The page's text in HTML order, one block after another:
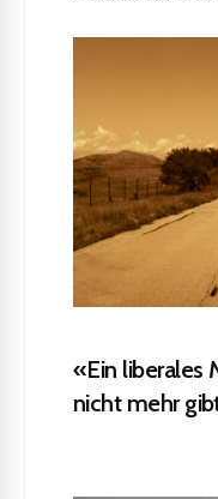
«Ein liberales
nicht mehr